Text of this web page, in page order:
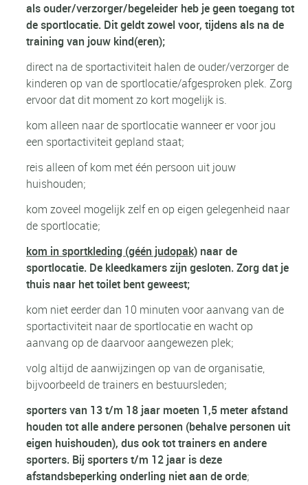
als ouder/verzorger/begeleider heb je geen toegang tot
de sportlocatie. Dit geldt zowel voor, tijdens als na de
training van jouw kind(eren);
direct na de sportactiviteit halen de ouder/verzorger de
kinderen op van de sportlocatie/afgesproken plek. Zorg
ervoor dat dit moment zo kort mogelijk is.
kom alleen naar de sportlocatie wanneer er voor jou
een sportactiviteit gepland staat;
reis alleen of kom met één persoon uit jouw
huishouden;
kom zoveel mogelijk zelf en op eigen gelegenheid naar
de sportlocatie;
kom in sportkleding (géén judopak) naar de
sportlocatie. De kleedkamers zijn gesloten. Zorg dat je
thuis naar het toilet bent geweest;
kom niet eerder dan 10 minuten voor aanvang van de
sportactiviteit naar de sportlocatie en wacht op
aanvang op de daarvoor aangewezen plek;
volg altijd de aanwijzingen op van de organisatie,
bijvoorbeeld de trainers en bestuursleden;
sporters van 13 t/m 18 jaar moeten 1,5 meter afstand
houden tot alle andere personen (behalve personen uit
eigen huishouden), dus ook tot trainers en andere
sporters. Bij sporters t/m 12 jaar is deze
afstandsbeperking onderling niet aan de orde;